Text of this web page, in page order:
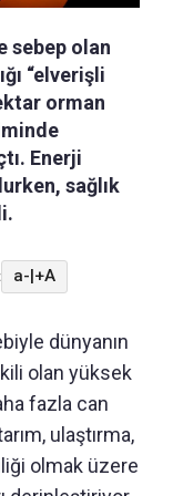
sebep olan
“elverişli
orman
Enerji
sağlık
a-|+A
dünyanın
olan yüksek
fazla can
ulaştırma,
olmak üzere